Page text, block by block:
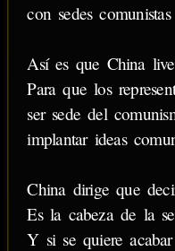
con sedes
Así es que China
Para que los
ser sede del
implantar ideas
China dirige que
Es la cabeza de la
Y si se quiere